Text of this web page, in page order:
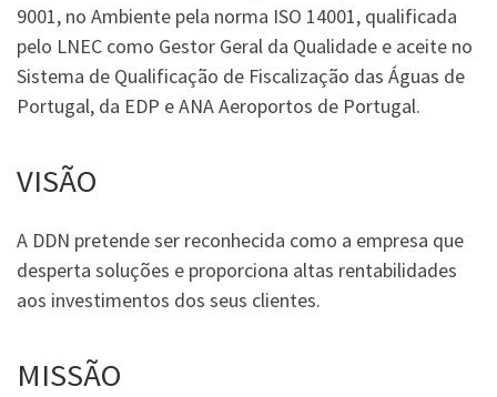
9001, no Ambiente pela norma ISO 14001, qualificada
pelo LNEC como Gestor Geral da Qualidade e aceite no
Sistema de Qualificação de Fiscalização das Águas de
Portugal, da EDP e ANA Aeroportos de Portugal.
VISÃO
A DDN pretende ser reconhecida como a empresa que
desperta soluções e proporciona altas rentabilidades
aos investimentos dos seus clientes.
MISSÃO